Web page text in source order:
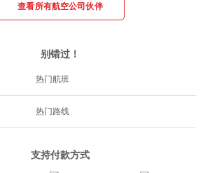
查看所有航空公司伙伴
别错过！
热门航班
热门路线
支持付款方式